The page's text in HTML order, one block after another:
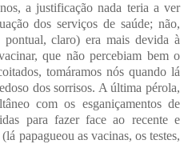
a justificação nada teria a ver
dos serviços de saúde; não,
pontual, claro) era mais devida à
que não percebiam bem o
tomáramos nós quando lá
dos sorrisos. A última pérola,
com os esganiçamentos de
para fazer face ao recente e
papagueou as vacinas, os testes,